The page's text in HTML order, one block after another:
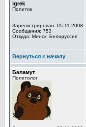
igrek
Политик
Зарегистрирован: 05.11.2008
Сообщения: 753
Откуда: Минск, Белоруссия
Вернуться к началу
Баламут
Политолог